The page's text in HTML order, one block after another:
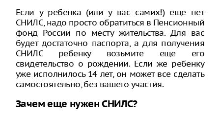
Если у ребенка (или у вас самих!) еще нет
СНИЛС, надо просто обратиться в Пенсионный
фонд России по месту жительства. Для вас
будет достаточно паспорта, а для получения
СНИЛС ребенку возьмите еще его
свидетельство о рождении. Если же ребенку
уже исполнилось 14 лет, он может все сделать
самостоятельно, без вашего участия.
Зачем еще нужен СНИЛС?